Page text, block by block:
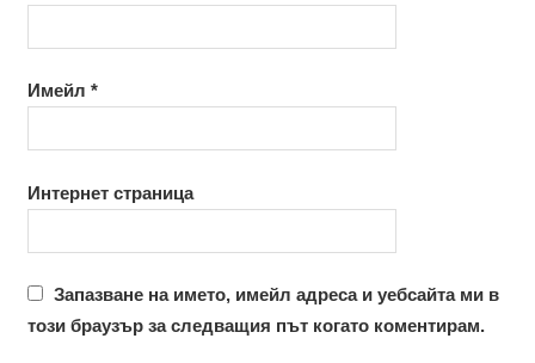
Имейл *
Интернет страница
Запазване на името, имейл адреса и уебсайта ми в
този браузър за следващия път когато коментирам.